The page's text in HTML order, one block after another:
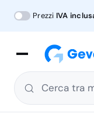
Prezzi IVA
Cerca tra